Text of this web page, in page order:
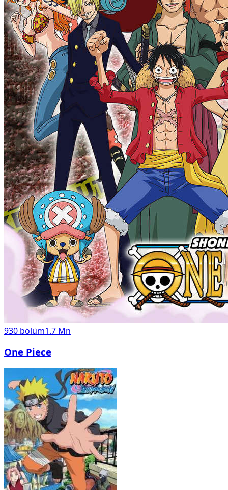
930 bölüm1.7 Mn
One Piece